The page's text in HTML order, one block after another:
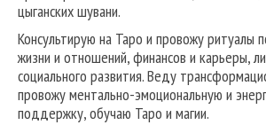
цыганских шувани.
Консультирую на Таро и провожу ритуалы
жизни и отношений, финансов и карьеры,
социального развития. Веду
провожу ментально-эмоциональную и
поддержку, обучаю Таро и магии.